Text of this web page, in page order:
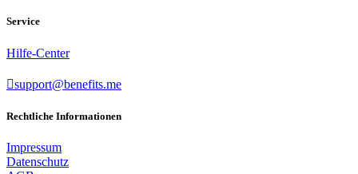
Service
Hilfe-Center
support@benefits.me
Rechtliche Informationen
Impressum
Datenschutz